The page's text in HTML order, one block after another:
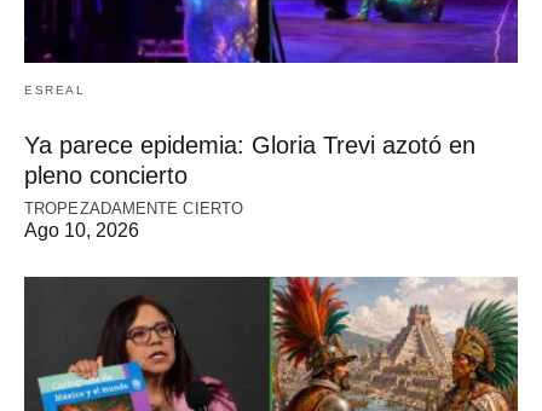
ESREAL
Ya parece epidemia: Gloria Trevi azotó en
pleno concierto
TROPEZADAMENTE CIERTO
Ago 10, 2026